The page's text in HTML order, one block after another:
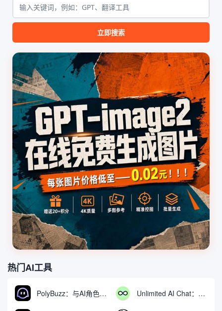
立即搜索
热门AI工具
PolyBuzz：与AI角色互动的免费聊天与角色扮演平台 Unlimited AI Chat：免费无限制的AI聊天工具